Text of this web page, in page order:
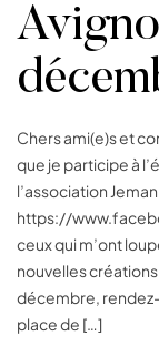
Chers ami(e)s et
que je participe à
l’association
https://
ceux qui m’ont
nouvelles
décembre,
place de […]